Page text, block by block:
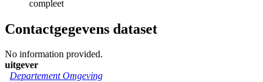
compleet
Contactgegevens dataset
No information provided.
uitgever
Departement Omgeving